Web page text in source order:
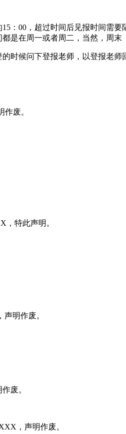
：00，超过时间后见报时间需要
是在周一或者周二，当然，周末
时候问下登报老师，以登报老师
废。
特此声明。
明作废。
废。
，声明作废。